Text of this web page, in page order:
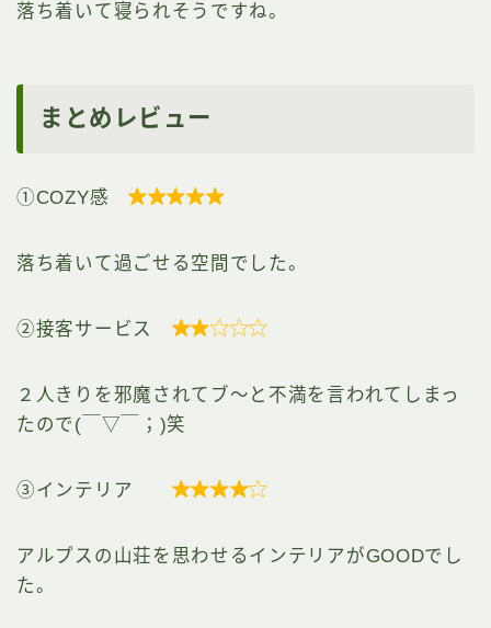
落ち着いて寝られそうですね。
まとめレビュー
①COZY感 
落ち着いて過ごせる空間でした。
②接客サービス 
２人きりを邪魔されてブ～と不満を言われてしまっ
たので(￣▽￣；)笑
③インテリア 
アルプスの山荘を思わせるインテリアがGOODでし
た。